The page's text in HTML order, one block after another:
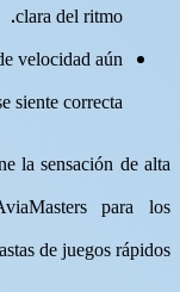
clara del ritmo.
velocidad aún
siente correcta.
la sensación de alta
para los
de juegos rápidos.